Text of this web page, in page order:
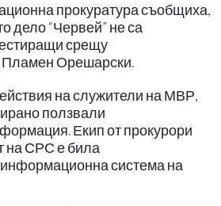
прокуратура съобщиха,
дело “Червей” не са
срещу
Пламен Орешарски.
на служители на МВР,
ползвали
Екип от прокурори
на СРС е била
система на